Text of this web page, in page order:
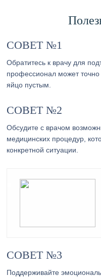
СОВЕТ №1
Обратитесь к врачу для
профессионал может
яйцо пустым.
СОВЕТ №2
Обсудите с врачом
медицинских процедур,
конкретной ситуации.
СОВЕТ №3
Поддерживайте